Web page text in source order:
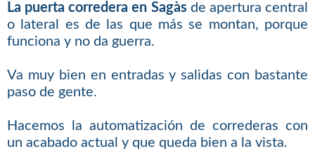
La puerta corredera en Sagàsde apertura central
o lateral es de las que más se montan, porque
funciona y no da guerra.
Va muy bien en entradas y salidas con bastante
paso de gente.
Hacemos la automatización de correderas con
un acabado actual y que queda bien a la vista.